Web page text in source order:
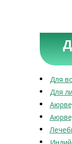
Для
Для